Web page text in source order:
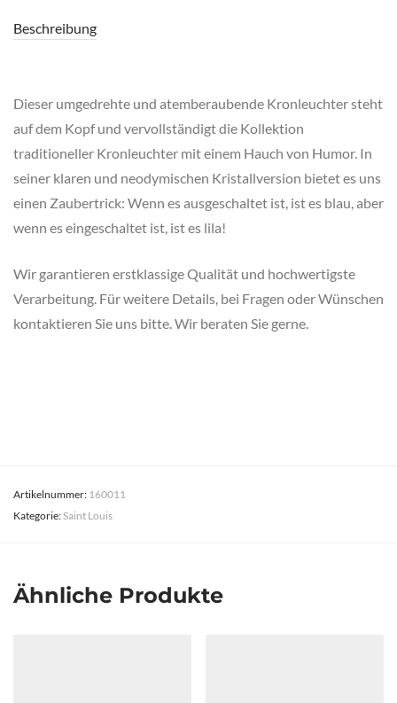
Beschreibung
Dieser umgedrehte und atemberaubende Kronleuchter steht
auf dem Kopf und vervollständigt die Kollektion
traditioneller Kronleuchter mit einem Hauch von Humor. In
seiner klaren und neodymischen Kristallversion bietet es uns
einen Zaubertrick: Wenn es ausgeschaltet ist, ist es blau, aber
wenn es eingeschaltet ist, ist es lila!
Wir garantieren erstklassige Qualität und hochwertigste
Verarbeitung. Für weitere Details, bei Fragen oder Wünschen
kontaktieren Sie uns bitte. Wir beraten Sie gerne.
Artikelnummer: 160011
Kategorie: Saint Louis
Ähnliche Produkte